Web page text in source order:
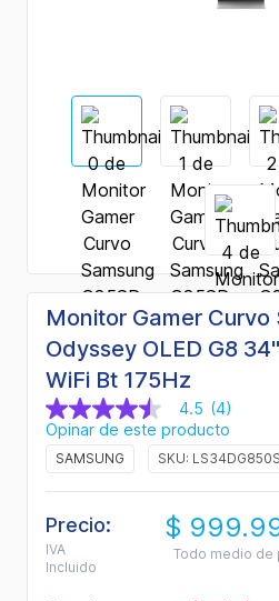
Monitor Gamer Curvo
Odyssey OLED G8
WiFi Bt 175Hz
4.5
de
5
estrellas,
valor
de
valoración.
Read
4
4.5 (4)
Opinar de este producto
SAMSUNG SKU:
Precio:
IVA
Incluido
$
Todo medio de